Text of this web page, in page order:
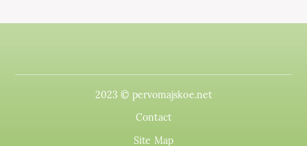
2023 © pervomajskoe.net
Contact
Site Map